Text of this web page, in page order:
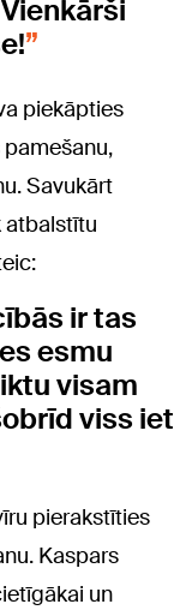
piekāpties
Savukārt
atbalstītu
ir tas
esmu
visam
viss iet
pierakstīties
Kaspars
un